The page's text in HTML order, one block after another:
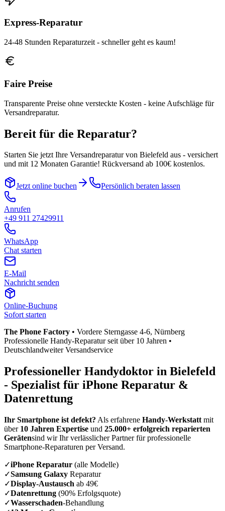
Express-Reparatur
24-48 Stunden Reparaturzeit - schneller geht es kaum!
Faire Preise
Transparente Preise ohne versteckte Kosten - keine Aufschläge für
Versandreparatur.
Bereit für die Reparatur?
Starten Sie jetzt Ihre Versandreparatur von Bielefeld aus - versichert
und mit 12 Monaten Garantie! Rückversand ab 100€ kostenlos.
Jetzt online buchen Persönlich beraten lassen
Anrufen
+49 911 27429911
WhatsApp
Chat starten
E-Mail
Nachricht senden
Online-Buchung
Sofort starten
The Phone Factory • Vordere Sterngasse 4-6, Nürnberg
Professionelle Handy-Reparatur seit über 10 Jahren •
Deutschlandweiter Versandservice
Professioneller Handydoktor in Bielefeld
- Spezialist für iPhone Reparatur &
Datenrettung
Ihr Smartphone ist defekt? Als erfahrene Handy-Werkstatt mit
über10 Jahren Expertise und 25.000+ erfolgreich reparierten
Gerätensind wir Ihr verlässlicher Partner für professionelle
Smartphone-Reparaturen per Versand.
✓iPhone Reparatur (alle Modelle)
✓Samsung Galaxy Reparatur
✓Display-Austausch ab 49€
✓Datenrettung (90% Erfolgsquote)
✓Wasserschaden-Behandlung